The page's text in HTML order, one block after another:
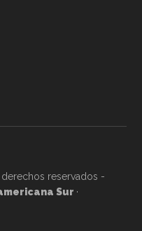
reservados -
Sur ·